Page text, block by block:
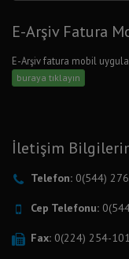
E-Arşiv Fatura
E-Arşiv fatura mobil
buraya tıklayın
İletişim
Telefon: 0(544)
Cep Telefonu:
Fax: 0(224) 254-